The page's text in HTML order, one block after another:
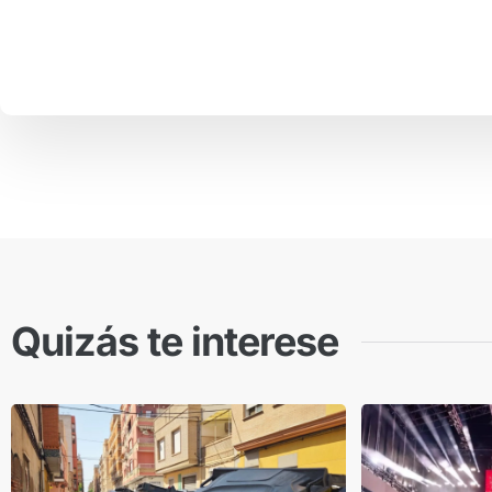
Quizás te interese